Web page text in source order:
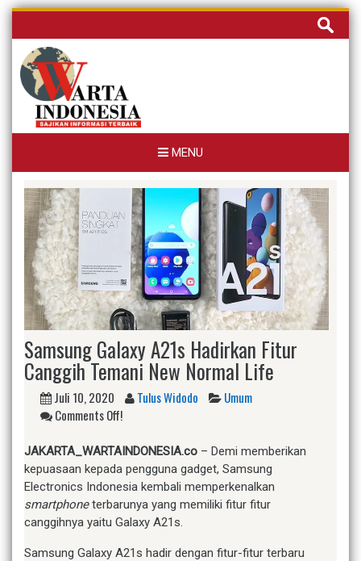
Skip
content
Cari
untuk:
MENU
Samsung Galaxy A21s Hadirkan Fitur
Canggih Temani New Normal Life
Juli 10, 2020 Tulus Widodo
Umum
Comments Off!
JAKARTA_WARTAINDONESIA.co – Demi memberikan
kepuasaan kepada pengguna gadget, Samsung
Electronics Indonesia kembali memperkenalkan
smartphoneterbarunya yang memiliki fitur fitur
canggihnya yaitu Galaxy A21s.
Samsung Galaxy A21s hadir dengan fitur-fitur terbaru